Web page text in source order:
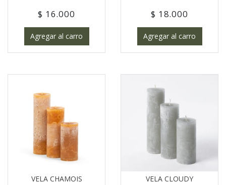
$ 16.000
Agregar al carro
$ 18.000
Agregar al carro
VELA CHAMOIS VELA CLOUDY